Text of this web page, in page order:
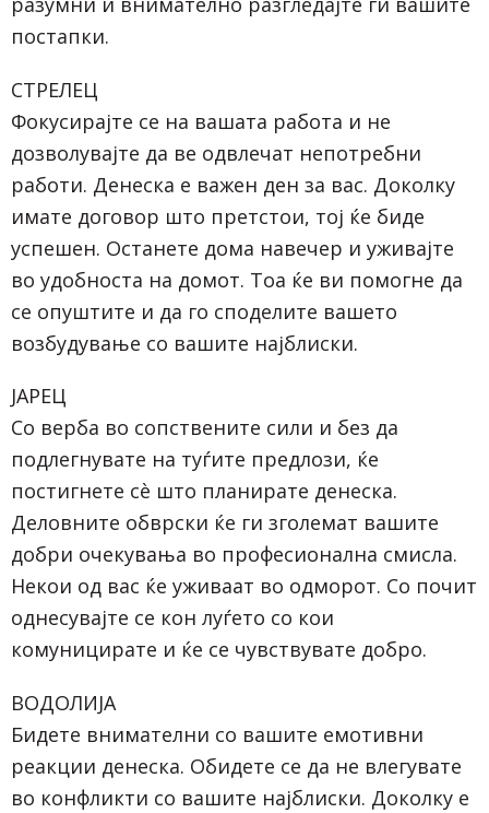
постапки.
СТРЕЛЕЦ
Фокусирајте се на вашата работа и не
дозволувајте да ве одвлечат непотребни
работи. Денеска е важен ден за вас. Доколку
имате договор што претстои, тој ќе биде
успешен. Останете дома навечер и уживајте
во удобноста на домот. Тоа ќе ви помогне да
се опуштите и да го споделите вашето
возбудување со вашите најблиски.
ЈАРЕЦ
Со верба во сопствените сили и без да
подлегнувате на туѓите предлози, ќе
постигнете сè што планирате денеска.
Деловните обврски ќе ги зголемат вашите
добри очекувања во професионална смисла.
Некои од вас ќе уживаат во одморот. Со почит
однесувајте се кон луѓето со кои
комуницирате и ќе се чувствувате добро.
ВОДОЛИЈА
Бидете внимателни со вашите емотивни
реакции денеска. Обидете се да не влегувате
во конфликти со вашите најблиски. Доколку е